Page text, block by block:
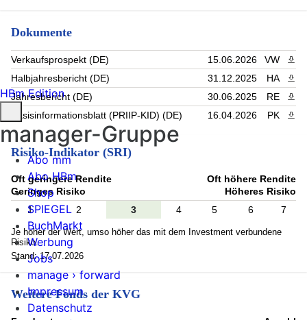
Dokumente
Verkaufsprospekt (DE) 15.06.2026 VW
Halbjahresbericht (DE)
31.12.2025 HA
Jahresbericht (DE)
30.06.2025 RE
Basisinformationsblatt (PRIIP-KID) (DE)
16.04.2026 PK
Risiko-Indikator (SRI)
Oft geringere Rendite
Geringes Risiko
Oft höhere Rendite
Höheres Risiko
1
2 3 4 5 6 7
Je höher der Wert, umso höher das mit dem Investment verbundene
Risiko.
Stand: 17.07.2026
Weitere Fonds der KVG
HBm Edition
manager-Gruppe
Abo mm
Abo HBm
Shop
SPIEGEL
BuchMarkt
Werbung
Jobs
manage › forward
Impressum
Datenschutz